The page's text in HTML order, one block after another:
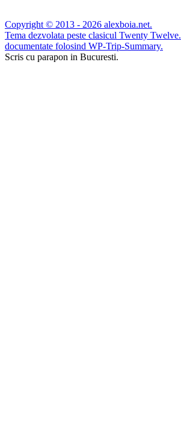
Copyright © 2013 - 2026 alexboia.net.
Tema dezvolata peste clasicul Twenty Twelve.
documentate folosind WP-Trip-Summary.
Scris cu parapon in Bucuresti.